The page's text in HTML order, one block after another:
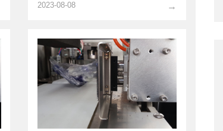
→
2023-08-08